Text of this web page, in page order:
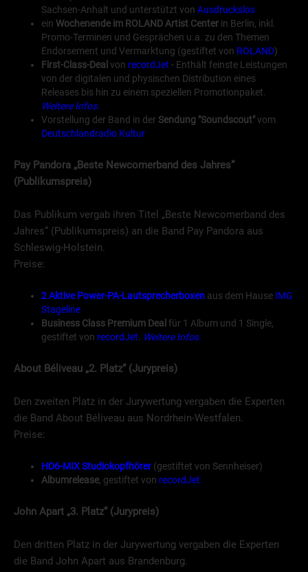
Sachsen-Anhalt und unterstützt von Ausdruckslos
ein Wochenende im ROLAND Artist Center in Berlin, inkl.
Promo-Terminen und Gesprächen u.a. zu den Themen
Endorsement und Vermarktung (gestiftet von ROLAND)
First-Class-Deal von recordJet - Enthält feinste Leistungen
von der digitalen und physischen Distribution eines
Releases bis hin zu einem speziellen Promotionpaket.
Weitere Infos.
Vorstellung der Band in der Sendung "Soundscout"vom
Deutschlandradio Kultur
Pay Pandora „Beste Newcomerband des Jahres“
(Publikumspreis)
Das Publikum vergab ihren Titel „Beste Newcomerband des
Jahres“ (Publikumspreis) an die Band Pay Pandora aus
Schleswig-Holstein.
Preise:
2 Aktive Power-PA-Lautsprecherboxen aus dem Hause IMG
Stageline
Business Class Premium Deal für 1 Album und 1 Single,
gestiftet von recordJet Weitere Infos.
About Béliveau „2. Platz“ (Jurypreis)
Den zweiten Platz in der Jurywertung vergaben die Experten
die Band About Béliveau aus Nordrhein-Westfalen.
Preise:
HD6-MIX Studiokopfhörer (gestiftet von Sennheiser)
Albumrelease, gestiftet von recordJet
John Apart „3. Platz“ (Jurypreis)
Den dritten Platz in der Jurywertung vergaben die Experten
die Band John Apart aus Brandenburg.